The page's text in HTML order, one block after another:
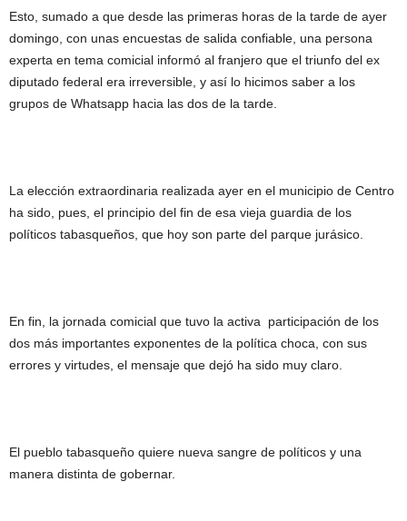
Esto, sumado a que desde las primeras horas de la tarde de ayer
domingo, con unas encuestas de salida confiable, una persona
experta en tema comicial informó al franjero que el triunfo del ex
diputado federal era irreversible, y así lo hicimos saber a los
grupos de Whatsapp hacia las dos de la tarde.
La elección extraordinaria realizada ayer en el municipio de Centro
ha sido, pues, el principio del fin de esa vieja guardia de los
políticos tabasqueños, que hoy son parte del parque jurásico.
En fin, la jornada comicial que tuvo la activa participación de los
dos más importantes exponentes de la política choca, con sus
errores y virtudes, el mensaje que dejó ha sido muy claro.
El pueblo tabasqueño quiere nueva sangre de políticos y una
manera distinta de gobernar.